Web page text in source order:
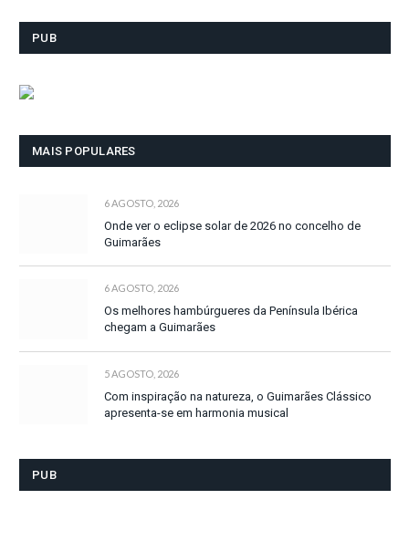
PUB
MAIS POPULARES
6 AGOSTO, 2026
Onde ver o eclipse solar de 2026 no concelho de
Guimarães
6 AGOSTO, 2026
Os melhores hambúrgueres da Península Ibérica
chegam a Guimarães
5 AGOSTO, 2026
Com inspiração na natureza, o Guimarães Clássico
apresenta-se em harmonia musical
PUB